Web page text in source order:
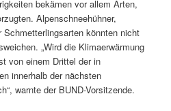
bekämen vor allem Arten,
Alpenschneehühner,
könnten nicht
„Wird die Klimaerwärmung
von einem Drittel der in
innerhalb der nächsten
warnte der BUND-Vorsitzende.